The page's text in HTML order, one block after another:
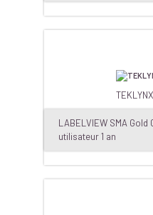
LABELVIEW SMA
utilisateur 1 an